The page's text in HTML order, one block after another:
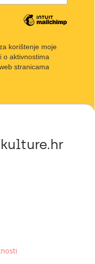
korištenje moje
o aktivnostima
stranicama